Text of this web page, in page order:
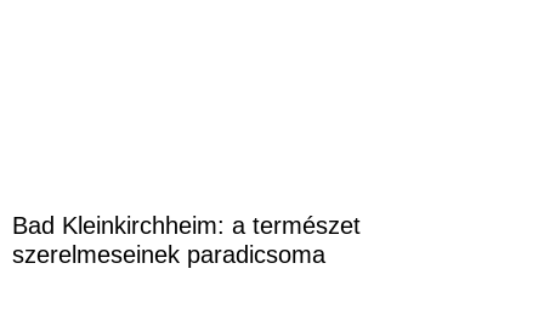
Bad Kleinkirchheim: a természet
szerelmeseinek paradicsoma